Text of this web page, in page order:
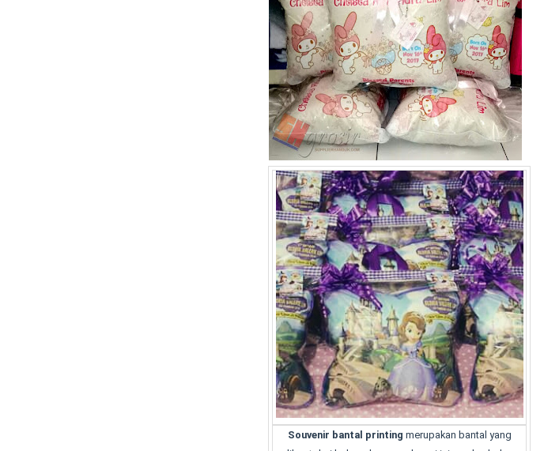
Souvenir bantal printing merupakan bantal yang